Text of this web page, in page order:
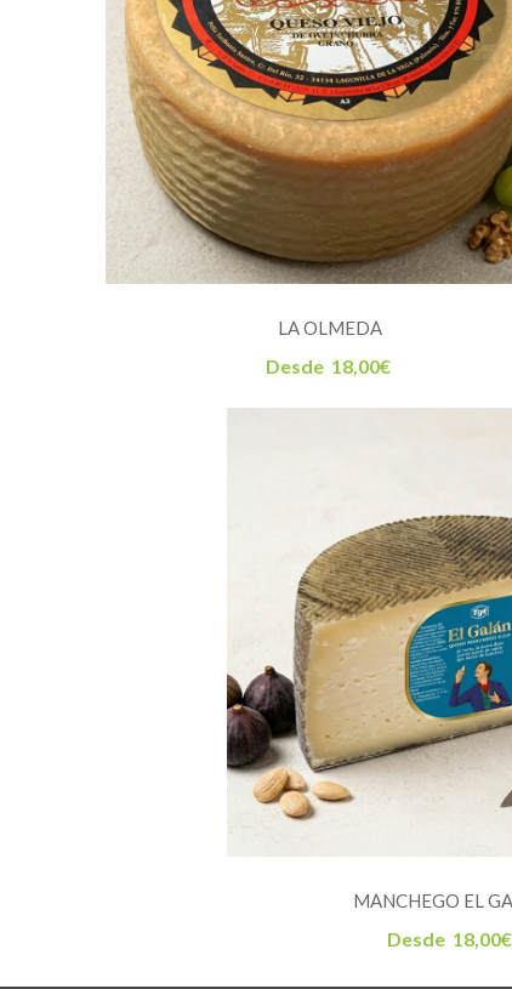
LA OLMEDA
Desde 18,00€
MANCHEGO EL
Desde 18,00€